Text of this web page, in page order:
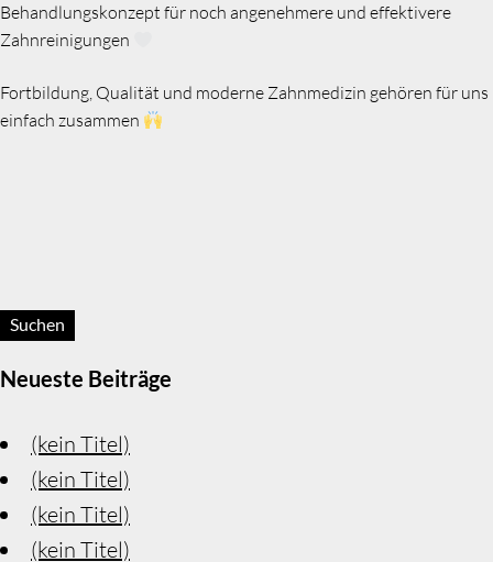
Behandlungskonzept für noch angenehmere und effektivere
Zahnreinigungen
Fortbildung, Qualität und moderne Zahnmedizin gehören für uns
einfach zusammen
Neueste Beiträge
(kein Titel)
(kein Titel)
(kein Titel)
(kein Titel)